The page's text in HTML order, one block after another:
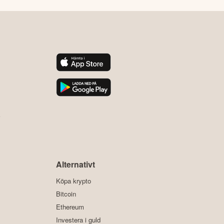
Alternativt
Köpa krypto
Bitcoin
Ethereum
Investera i guld